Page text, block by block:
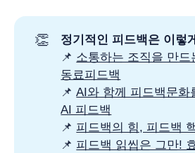
👏
정기적인 피드백은 이렇
📌 소통하는 조직을 만드
동료피드백
📌AI와 함께 피드백문화
AI 피드백
📌 피드백의 힘, 피드백
📌 피드백 읽씹은 그만!